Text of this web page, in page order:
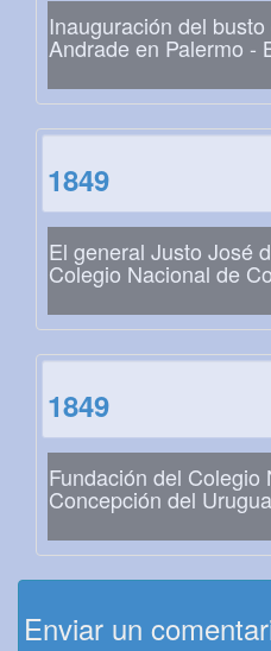
Inauguración del
Andrade en Palermo -
1849
El general Justo José
Colegio Nacional de
1849
Fundación del Colegio
Concepción del
Enviar un